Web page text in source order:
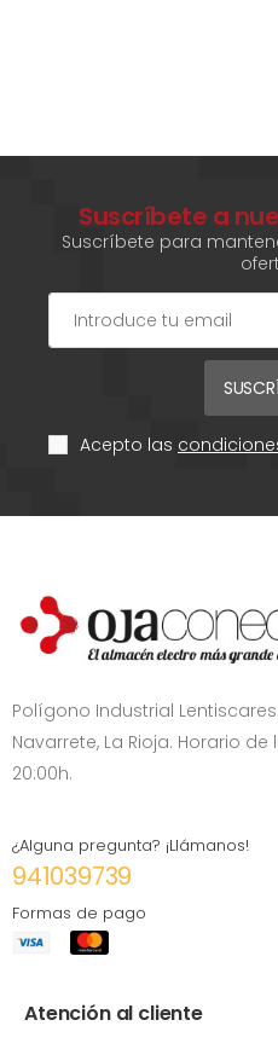
Suscríbete a
Suscríbete para
Acepto las
Polígono Industrial Lentiscares.
Navarrete, La Rioja. Horario
20:00h.
¿Alguna pregunta? ¡Llámanos!
941039739
Formas de pago
Atención al cliente